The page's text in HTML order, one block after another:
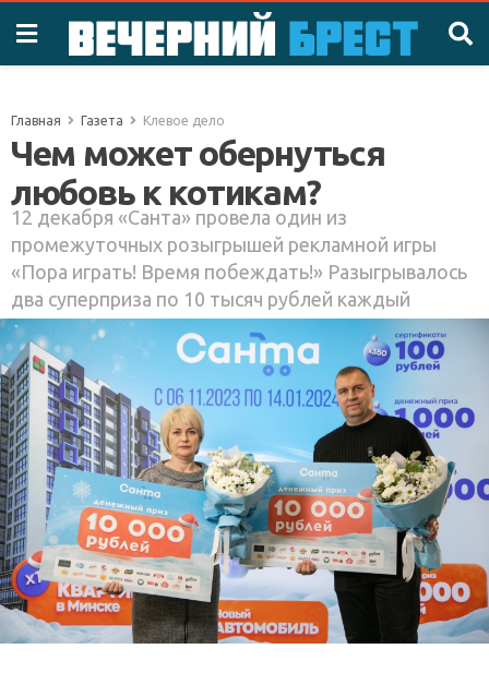
Главная Газета Клевое дело
Чем может обернуться
любовь к котикам?
12 декабря «Санта» провела один из
промежуточных розыгрышей рекламной игры
«Пора играть! Время побеждать!» Разыгрывалось
два суперприза по 10 тысяч рублей каждый